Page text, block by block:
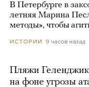
В Петербурге в
летняя Марина
методы», чтобы
ИСТОРИИ 9 часов назад
Пляжи
на фоне угрозы